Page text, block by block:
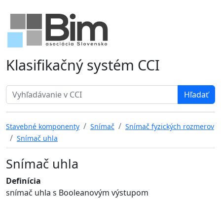
Klasifikačný systém CCI
Search term
Stavebné komponenty Snímač
Snímač fyzických rozmerov
Snímač uhla
Snímač uhla
Definícia
snímač uhla s Booleanovým výstupom